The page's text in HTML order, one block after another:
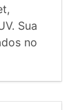
Sua
no